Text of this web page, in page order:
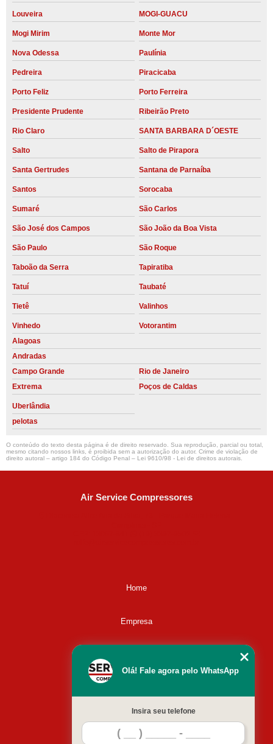
Louveira MOGI-GUACU
Mogi Mirim Monte Mor
Nova Odessa Paulínia
Pedreira Piracicaba
Porto Feliz Porto Ferreira
Presidente Prudente Ribeirão Preto
Rio Claro SANTA BARBARA D´OESTE
Salto Salto de Pirapora
Santa Gertrudes Santana de Parnaíba
Santos Sorocaba
Sumaré São Carlos
São José dos Campos São João da Boa Vista
São Paulo São Roque
Taboão da Serra Tapiratiba
Tatuí Taubaté
Tietê Valinhos
Vinhedo
Votorantim
Alagoas
Andradas
Campo Grande
Rio de Janeiro
Extrema
Poços de Caldas
Uberlândia
pelotas
O conteúdo do texto desta página é de direito reservado. Sua reprodução, parcial ou total,
mesmo citando nossos links, é proibida sem a autorização do autor. Crime de violação de
direito autoral – artigo 184 do Código Penal – Lei 9610/98 - Lei de direitos autorais.
Air Service Compressores
Home
Empresa
Contato
Olá! Fale agora pelo WhatsApp
Insira seu telefone